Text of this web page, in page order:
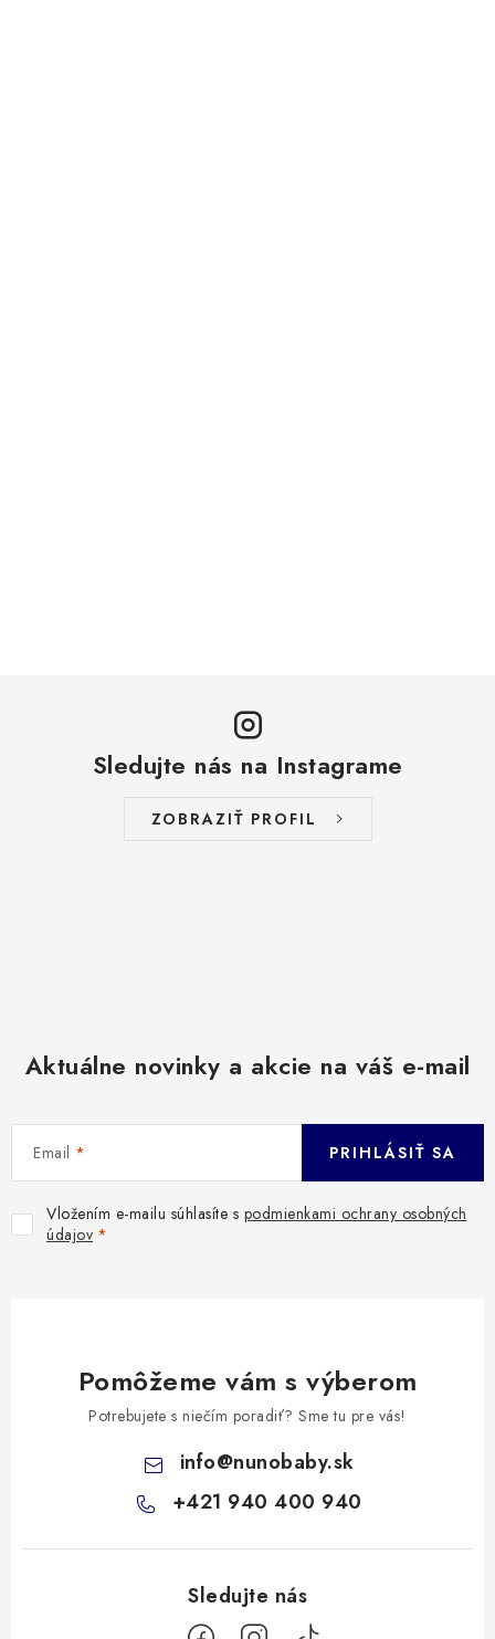
Sledujte nás na Instagrame
ZOBRAZIŤ PROFIL
Aktuálne novinky a akcie na váš e-mail
Email
Vložením e-mailu súhlasíte s podmienkami ochrany osobných
údajov
PRIHLÁSIŤ SA
Pomôžeme vám s výberom
Potrebujete s niečím poradiť? Sme tu pre vás!
info@nunobaby.sk
+421 940 400 940